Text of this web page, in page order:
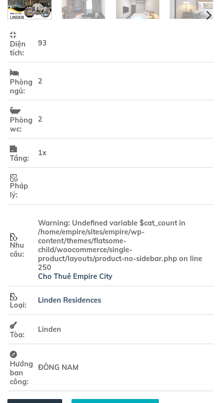
Diện
tích:
93
Phòng
ngủ:
2
Phòng
wc:
2
Tầng:
1x
Pháp
lý:
Nhu
cầu:
Warning: Undefined variable $cat_count in
/home/empire/sites/empire/wp-
content/themes/flatsome-
child/woocommerce/single-
product/layouts/product-no-sidebar.php on line
250
Cho Thuê Empire City
Loại:
Linden Residences
Tòa:
Linden
Hướng
ban
công:
ĐÔNG NAM